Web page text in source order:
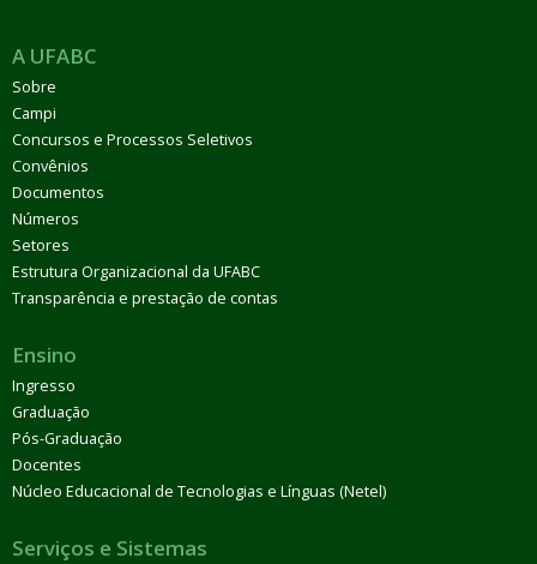
A UFABC
Sobre
Campi
Concursos e Processos Seletivos
Convênios
Documentos
Números
Setores
Estrutura Organizacional da UFABC
Transparência e prestação de contas
Ensino
Ingresso
Graduação
Pós-Graduação
Docentes
Núcleo Educacional de Tecnologias e Línguas (Netel)
Serviços e Sistemas